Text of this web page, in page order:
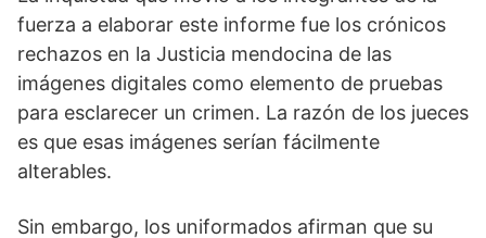
fuerza a elaborar este informe fue los crónicos
rechazos en la Justicia mendocina de las
imágenes digitales como elemento de pruebas
para esclarecer un crimen. La razón de los jueces
es que esas imágenes serían fácilmente
alterables.
Sin embargo, los uniformados afirman que su